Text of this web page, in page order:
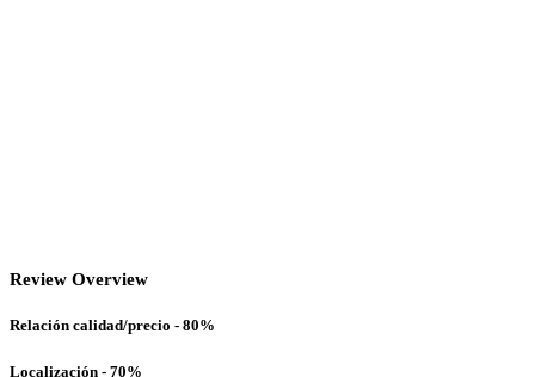
Review Overview
Relación calidad/precio - 80%
Localización - 70%